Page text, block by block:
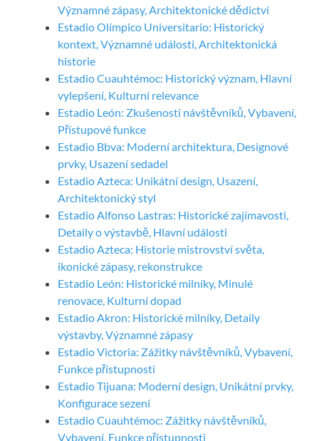
Významné zápasy, Architektonické dědictví
Estadio Olímpico Universitario: Historický
kontext, Významné události, Architektonická
historie
Estadio Cuauhtémoc: Historický význam, Hlavní
vylepšení, Kulturní relevance
Estadio León: Zkušenosti návštěvníků, Vybavení,
Přístupové funkce
Estadio Bbva: Moderní architektura, Designové
prvky, Usazení sedadel
Estadio Azteca: Unikátní design, Usazení,
Architektonický styl
Estadio Alfonso Lastras: Historické zajímavosti,
Detaily o výstavbě, Hlavní události
Estadio Azteca: Historie mistrovství světa,
ikonické zápasy, rekonstrukce
Estadio León: Historické milníky, Minulé
renovace, Kulturní dopad
Estadio Akron: Historické milníky, Detaily
výstavby, Významné zápasy
Estadio Victoria: Zážitky návštěvníků, Vybavení,
Funkce přístupnosti
Estadio Tijuana: Moderní design, Unikátní prvky,
Konfigurace sezení
Estadio Cuauhtémoc: Zážitky návštěvníků,
Vybavení, Funkce přístupnosti